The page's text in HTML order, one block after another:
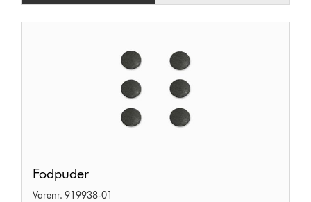
Fodpuder
Varenr. 919938-01